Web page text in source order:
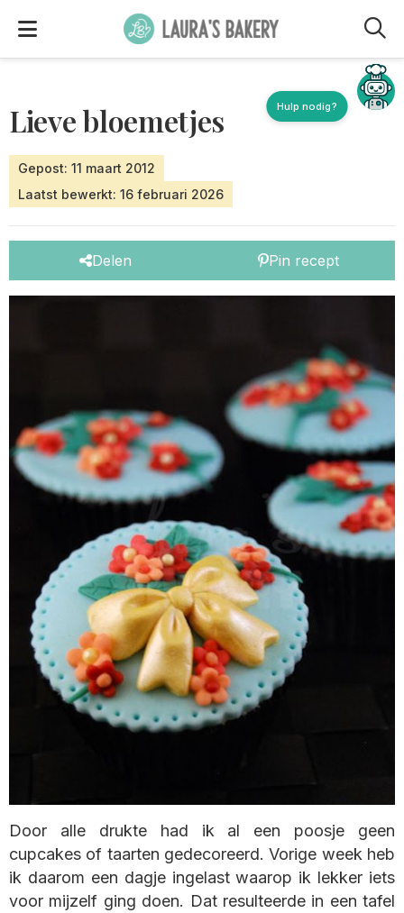
Lieve bloemetjes
Gepost: 11 maart 2012
Laatst bewerkt: 16 februari 2026
Delen Pin recept
Door alle drukte had ik al een poosje geen
cupcakes of taarten gedecoreerd. Vorige week heb
ik daarom een dagje ingelast waarop ik lekker iets
voor mijzelf ging doen. Dat resulteerde in een tafel
Hulp nodig?